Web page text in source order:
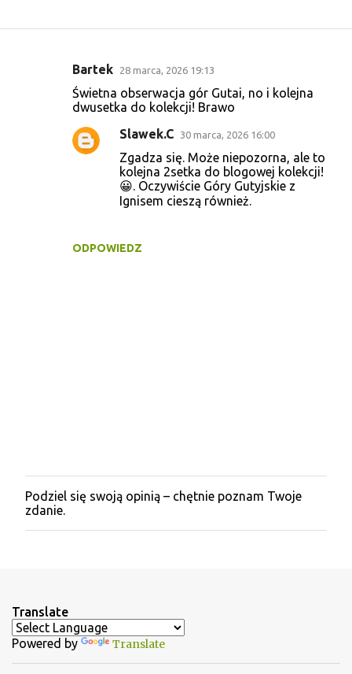
Bartek 28 marca, 2026 19:13
Świetna obserwacja gór Gutai, no i kolejna
dwusetka do kolekcji! Brawo
ODPOWIEDZ
Slawek.C 30 marca, 2026 16:00
Zgadza się. Może niepozorna, ale to
kolejna 2setka do blogowej kolekcji!
😀. Oczywiście Góry Gutyjskie z
Ignisem cieszą również.
P
r
z
k
o
m
Podziel się swoją opinią – chętnie poznam Twoje
zdanie.
Translate
Powered by Translate